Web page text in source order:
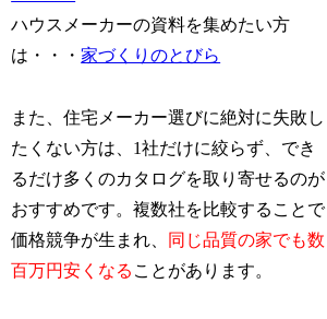
ハウスメーカーの資料を集めたい方
は・・・家づくりのとびら
また、住宅メーカー選びに絶対に失敗し
たくない方は、1社だけに絞らず、でき
るだけ多くのカタログを取り寄せるのが
おすすめです。複数社を比較することで
価格競争が生まれ、
同じ品質の家でも数
百万円安くなる ことがあります。